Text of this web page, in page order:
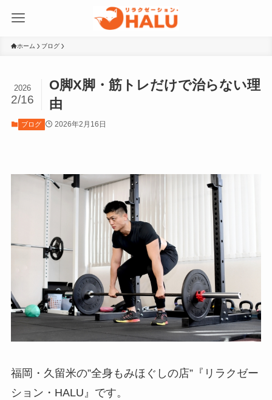
ホーム ブログ
O脚X脚・筋トレだけで治らない理
由
2026
2/16
ブログ 2026年2月16日
福岡・久留米の”全身もみほぐしの店”『リラクゼー
ション・HALU』です。